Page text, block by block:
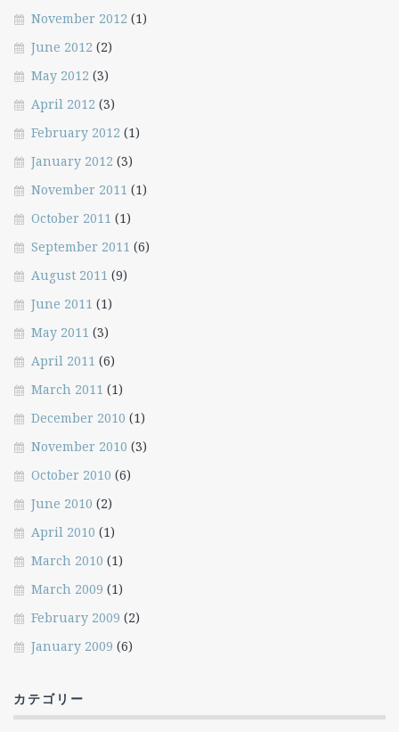
November 2012 (1)
June 2012 (2)
May 2012 (3)
April 2012 (3)
February 2012 (1)
January 2012 (3)
November 2011 (1)
October 2011 (1)
September 2011 (6)
August 2011 (9)
June 2011 (1)
May 2011 (3)
April 2011 (6)
March 2011 (1)
December 2010 (1)
November 2010 (3)
October 2010 (6)
June 2010 (2)
April 2010 (1)
March 2010 (1)
March 2009 (1)
February 2009 (2)
January 2009 (6)
カテゴリー